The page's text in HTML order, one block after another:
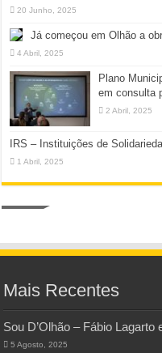
20 Junho, 2025
Já começou em Olhão a
4 Abril, 2025
Plano
em consulta
2 Abril, 2025
IRS – Instituições de
1 Abril, 2025
Mais Recentes
Sou D’Olhão – Fábio Lagarto
5 Agosto, 2025